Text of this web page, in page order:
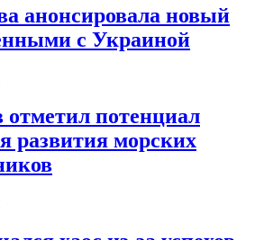
анонсировала новый
с Украиной
потенциал
развития морских